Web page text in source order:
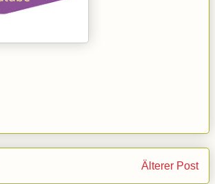
Älterer Post